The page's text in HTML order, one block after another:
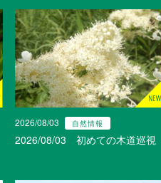
2026/08/03 自然情報
2026/08/03 初めての木道巡視